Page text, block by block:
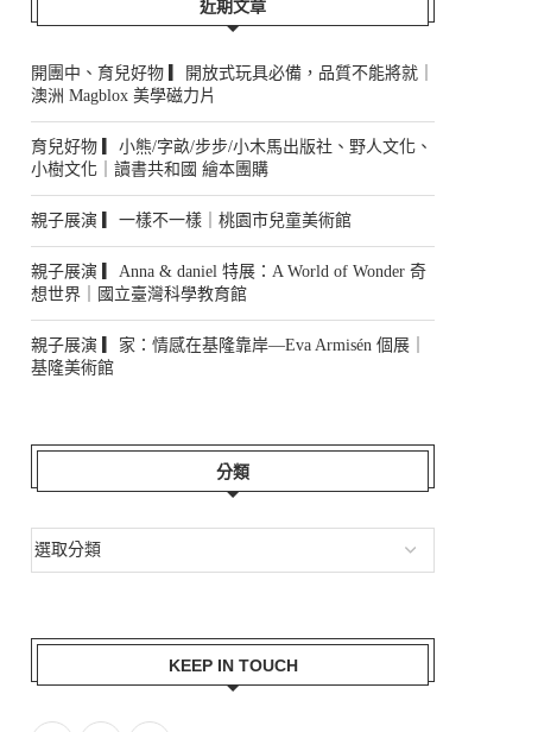
近期文章
開團中、育兒好物 ▎開放式玩具必備，品質不能將就｜
澳洲 Magblox 美學磁力片
育兒好物 ▎小熊/字畝/步步/小木馬出版社、野人文化、
小樹文化｜讀書共和國 繪本團購
親子展演 ▎一樣不一樣｜桃園市兒童美術館
親子展演 ▎Anna & daniel 特展：A World of Wonder 奇
想世界｜國立臺灣科學教育館
親子展演 ▎家：情感在基隆靠岸—Eva Armisén 個展｜
基隆美術館
分類
KEEP IN TOUCH